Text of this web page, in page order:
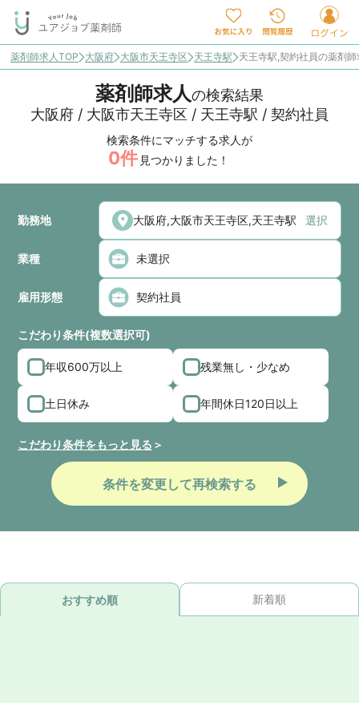
薬剤師求人TOP 大阪府 大阪市天王寺区 天王寺駅 天王寺駅,契約社員の薬剤
薬剤師求人の検索結果
大阪府 / 大阪市天王寺区 / 天王寺駅 / 契約社員
検索条件にマッチする求人が
0件 見つかりました！
勤務地 選択
業種
雇用形態
こだわり条件(複数選択可)
年収600万以上 残業無し・少なめ
土日休み 年間休日120日以上
こだわり条件をもっと見る
条件を変更して再検索する
おすすめ順 新着順